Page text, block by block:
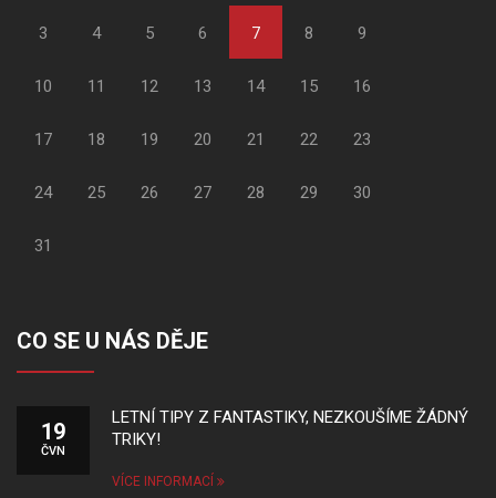
3 4 5 6 7 8 9
10 11 12 13 14 15 16
17 18 19 20 21 22 23
24 25 26 27 28 29 30
31
CO SE U NÁS DĚJE
19
ČVN
LETNÍ TIPY Z FANTASTIKY, NEZKOUŠÍME ŽÁDNÝ
TRIKY!
VÍCE INFORMACÍ